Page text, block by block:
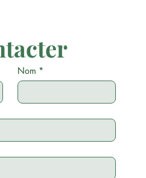
Nom *